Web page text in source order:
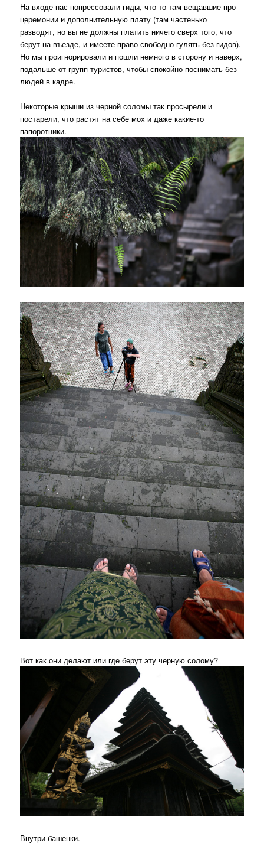
На входе нас попрессовали гиды, что-то там вещавшие про
церемонии и дополнительную плату (там частенько
разводят, но вы не должны платить ничего сверх того, что
берут на въезде, и имеете право свободно гулять без гидов).
Но мы проигнорировали и пошли немного в сторону и наверх,
подальше от групп туристов, чтобы спокойно поснимать без
людей в кадре.
Некоторые крыши из черной соломы так просырели и
постарели, что растят на себе мох и даже какие-то
папоротники.
Вот как они делают или где берут эту черную солому?
Внутри башенки.